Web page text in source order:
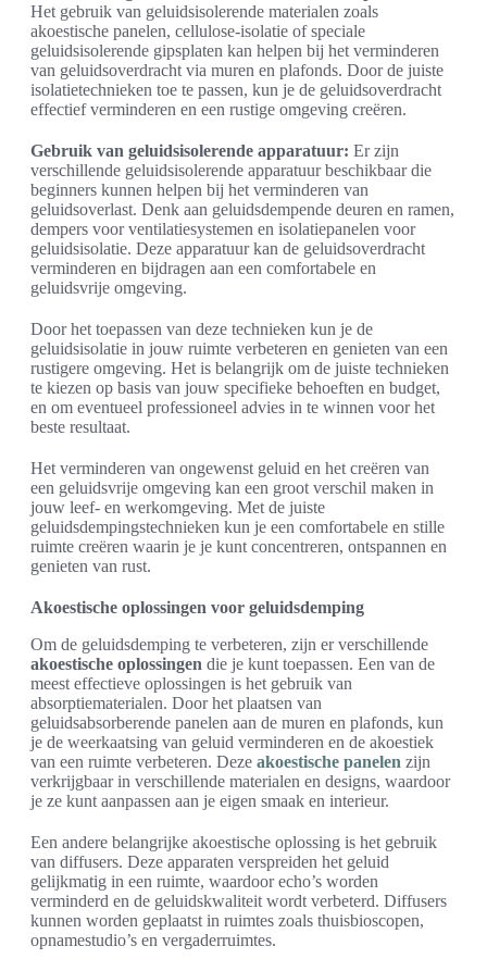
Het gebruik van geluidsisolerende materialen zoals
akoestische panelen, cellulose-isolatie of speciale
geluidsisolerende gipsplaten kan helpen bij het verminderen
van geluidsoverdracht via muren en plafonds. Door de juiste
isolatietechnieken toe te passen, kun je de geluidsoverdracht
effectief verminderen en een rustige omgeving creëren.
Gebruik van geluidsisolerende apparatuur: Er zijn
verschillende geluidsisolerende apparatuur beschikbaar die
beginners kunnen helpen bij het verminderen van
geluidsoverlast. Denk aan geluidsdempende deuren en ramen,
dempers voor ventilatiesystemen en isolatiepanelen voor
geluidsisolatie. Deze apparatuur kan de geluidsoverdracht
verminderen en bijdragen aan een comfortabele en
geluidsvrije omgeving.
Door het toepassen van deze technieken kun je de
geluidsisolatie in jouw ruimte verbeteren en genieten van een
rustigere omgeving. Het is belangrijk om de juiste technieken
te kiezen op basis van jouw specifieke behoeften en budget,
en om eventueel professioneel advies in te winnen voor het
beste resultaat.
Het verminderen van ongewenst geluid en het creëren van
een geluidsvrije omgeving kan een groot verschil maken in
jouw leef- en werkomgeving. Met de juiste
geluidsdempingstechnieken kun je een comfortabele en stille
ruimte creëren waarin je je kunt concentreren, ontspannen en
genieten van rust.
Akoestische oplossingen voor geluidsdemping
Om de geluidsdemping te verbeteren, zijn er verschillende
akoestische oplossingen die je kunt toepassen. Een van de
meest effectieve oplossingen is het gebruik van
absorptiematerialen. Door het plaatsen van
geluidsabsorberende panelen aan de muren en plafonds, kun
je de weerkaatsing van geluid verminderen en de akoestiek
van een ruimte verbeteren. Deze akoestische panelen zijn
verkrijgbaar in verschillende materialen en designs, waardoor
je ze kunt aanpassen aan je eigen smaak en interieur.
Een andere belangrijke akoestische oplossing is het gebruik
van diffusers. Deze apparaten verspreiden het geluid
gelijkmatig in een ruimte, waardoor echo’s worden
verminderd en de geluidskwaliteit wordt verbeterd. Diffusers
kunnen worden geplaatst in ruimtes zoals thuisbioscopen,
opnamestudio’s en vergaderruimtes.